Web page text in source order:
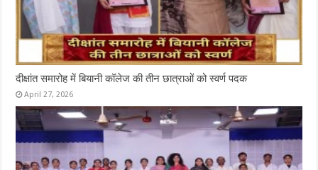
दीक्षांत समारोह में बियानी कॉलेज की तीन छात्राओं को स्वर्ण पदक
April 27, 2026